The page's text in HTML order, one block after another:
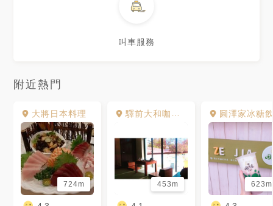
叫車服務
附近熱門
大將日本料理
724m
驛前大和咖啡館
453m
圓澤家冰糖
623m